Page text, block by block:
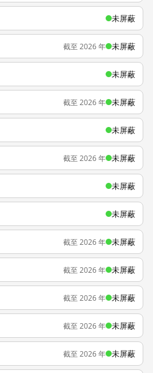
未屏蔽
截至 2026 年 未屏蔽
未屏蔽
截至 2026 年 未屏蔽
未屏蔽
截至 2026 年 未屏蔽
未屏蔽
未屏蔽
截至 2026 年 未屏蔽
截至 2026 年 未屏蔽
截至 2026 年 未屏蔽
截至 2026 年 未屏蔽
截至 2026 年 未屏蔽